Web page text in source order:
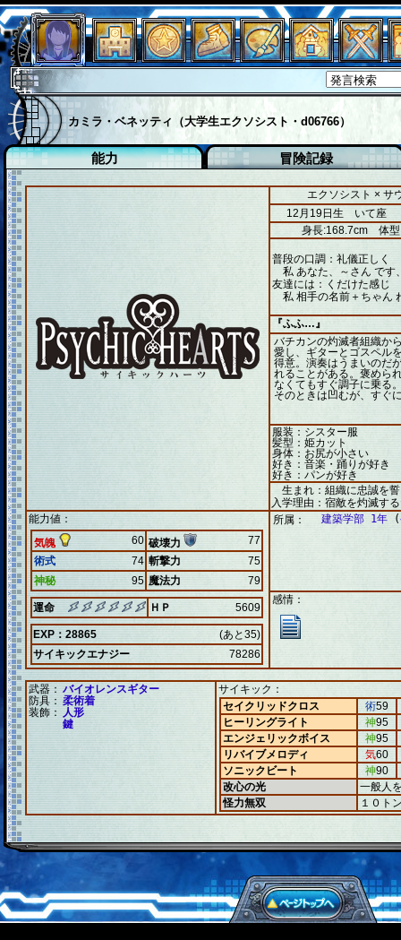
カミラ・ベネッティ（大学生エクソシスト・d06766）
能力 冒険記録
エクソシスト × サ
12月19日生 いて座
身長:168.7cm 体型
普段の口調：礼儀正しく
私 あなた、～さん です
友達には：くだけた感じ
私 相手の名前＋ちゃん
『ふふ…』
バチカンの灼滅者組織か
愛し、ギターとゴスペル
得意。演奏はうまいのだ
れることがある。褒めら
なくてもすぐ調子に乗る
そのときは凹むが、すぐ
服装：シスター服
髪型：姫カット
身体：お尻が小さい
好き：音楽・踊りが好き
好き：パンが好き
生まれ：組織に忠誠を
入学理由：宿敵を灼滅す
能力値：
気魄
60 破壊力
77
術式
74 斬撃力
75
神秘
95 魔法力 79
運命 ＨＰ 5609
EXP：28865
(あと35)
サイキックエナジー
78286
所属： 建築学部 1年 (
感情：
武器： バイオレンスギター
防具： 柔術着
装飾： 人形
鍵
サイキック：
セイクリッドクロス
術59
ヒーリングライト
神95
エンジェリックボイス
神95
リバイブメロディ
気60
ソニックビート
神90
改心の光
一般人
怪力無双
１０ト